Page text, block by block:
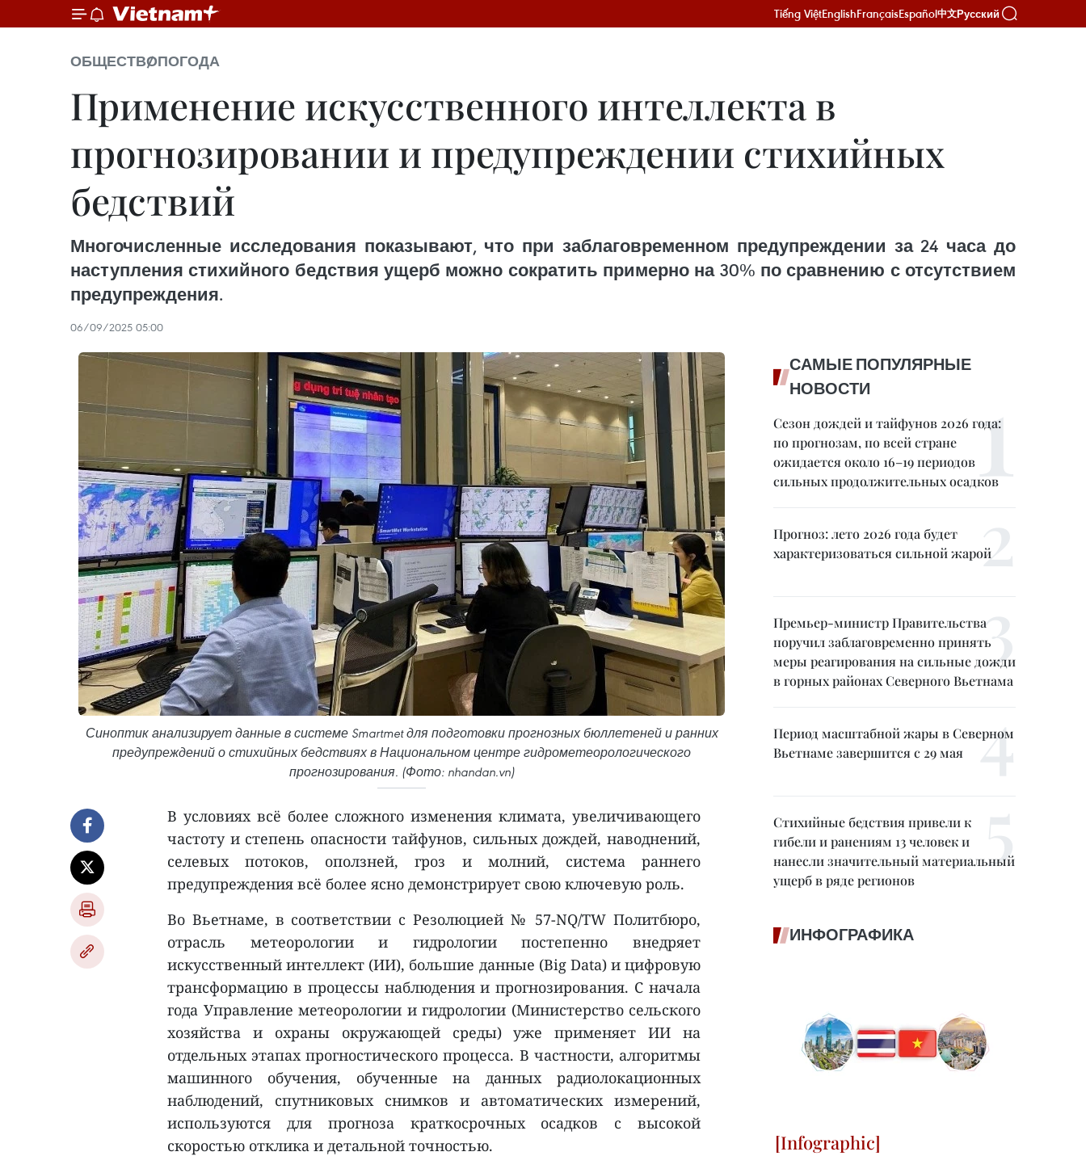
Tiếng ViệtEnglishFrançaisEspañol中文Русский
ОБЩЕСТВОПОГОДА
Применение искусственного интеллекта в
прогнозировании и предупреждении стихийных
бедствий
Многочисленные исследования показывают, что при заблаговременном предупреждении за 24 часа до
наступления стихийного бедствия ущерб можно сократить примерно на 30% по сравнению с отсутствием
предупреждения.
06/09/2025 05:00
Синоптик анализирует данные в системе Smartmet для подготовки прогнозных бюллетеней и ранних
предупреждений о стихийных бедствиях в Национальном центре гидрометеорологического
прогнозирования. (Фото: nhandan.vn)
В условиях всё более сложного изменения климата, увеличивающего
частоту и степень опасности тайфунов, сильных дождей, наводнений,
селевых потоков, оползней, гроз и молний, система раннего
предупреждения всё более ясно демонстрирует свою ключевую роль.
Во Вьетнаме, в соответствии с Резолюцией № 57-NQ/TW Политбюро,
отрасль метеорологии и гидрологии постепенно внедряет
искусственный интеллект (ИИ), большие данные (Big Data) и цифровую
трансформацию в процессы наблюдения и прогнозирования. С начала
года Управление метеорологии и гидрологии (Министерство сельского
хозяйства и охраны окружающей среды) уже применяет ИИ на
отдельных этапах прогностического процесса. В частности, алгоритмы
машинного обучения, обученные на данных радиолокационных
наблюдений, спутниковых снимков и автоматических измерений,
используются для прогноза краткосрочных осадков с высокой
скоростью отклика и детальной точностью.
САМЫЕ ПОПУЛЯРНЫЕ
НОВОСТИ
Сезон дождей и тайфунов 2026 года:
по прогнозам, по всей стране
ожидается около 16–19 периодов
сильных продолжительных осадков
Прогноз: лето 2026 года будет
характеризоваться сильной жарой
Премьер-министр Правительства
поручил заблаговременно принять
меры реагирования на сильные дожди
в горных районах Северного Вьетнама
Период масштабной жары в Северном
Вьетнаме завершится с 29 мая
Стихийные бедствия привели к
гибели и ранениям 13 человек и
нанесли значительный материальный
ущерб в ряде регионов
ИНФОГРАФИКА